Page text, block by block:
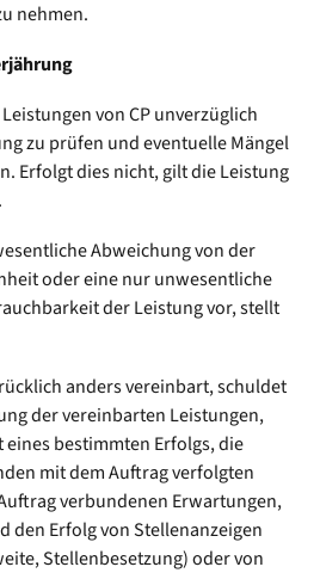
nehmen.
von CP unverzüglich
zu prüfen und eventuelle Mängel
Erfolgt dies nicht, gilt die Leistung
Abweichung von der
oder eine nur unwesentliche
der Leistung vor, stellt
anders vereinbart, schuldet
der vereinbarten Leistungen,
bestimmten Erfolgs, die
mit dem Auftrag verfolgten
verbundenen Erwartungen,
den Erfolg von Stellenanzeigen
Stellenbesetzung) oder von